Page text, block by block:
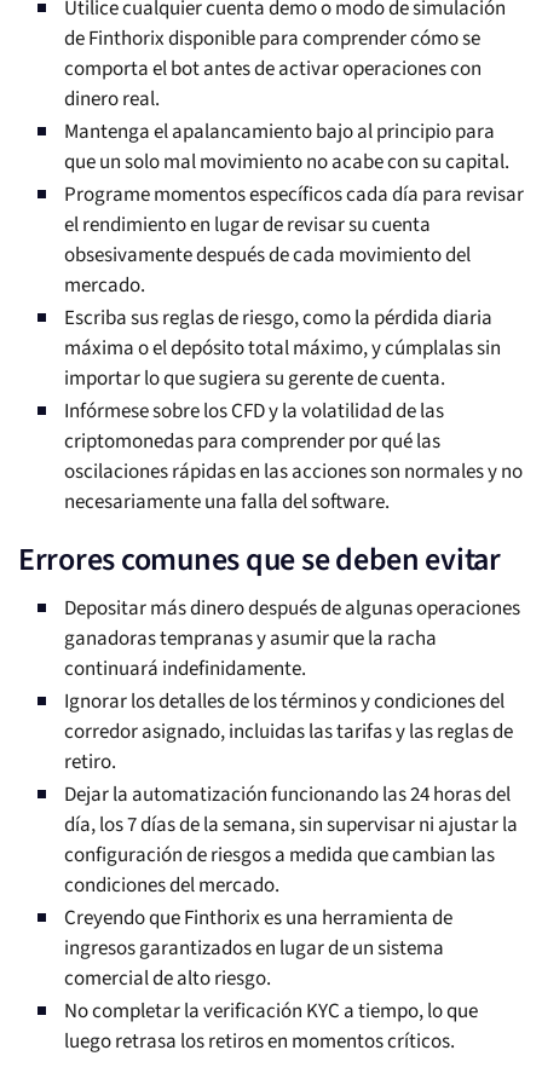
Utilice cualquier cuenta demo o modo de simulación
de Finthorix disponible para comprender cómo se
comporta el bot antes de activar operaciones con
dinero real.
Mantenga el apalancamiento bajo al principio para
que un solo mal movimiento no acabe con su capital.
Programe momentos específicos cada día para revisar
el rendimiento en lugar de revisar su cuenta
obsesivamente después de cada movimiento del
mercado.
Escriba sus reglas de riesgo, como la pérdida diaria
máxima o el depósito total máximo, y cúmplalas sin
importar lo que sugiera su gerente de cuenta.
Infórmese sobre los CFD y la volatilidad de las
criptomonedas para comprender por qué las
oscilaciones rápidas en las acciones son normales y no
necesariamente una falla del software.
Errores comunes que se deben evitar
Depositar más dinero después de algunas operaciones
ganadoras tempranas y asumir que la racha
continuará indefinidamente.
Ignorar los detalles de los términos y condiciones del
corredor asignado, incluidas las tarifas y las reglas de
retiro.
Dejar la automatización funcionando las 24 horas del
día, los 7 días de la semana, sin supervisar ni ajustar la
configuración de riesgos a medida que cambian las
condiciones del mercado.
Creyendo que Finthorix es una herramienta de
ingresos garantizados en lugar de un sistema
comercial de alto riesgo.
No completar la verificación KYC a tiempo, lo que
luego retrasa los retiros en momentos críticos.